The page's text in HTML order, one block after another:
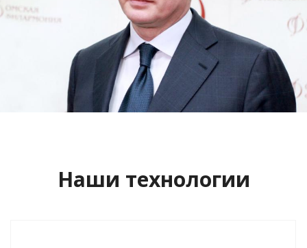
Сайт кандидата в губернаторы
Буркова Александра Леонидовича
Смотреть проект
Наши технологии